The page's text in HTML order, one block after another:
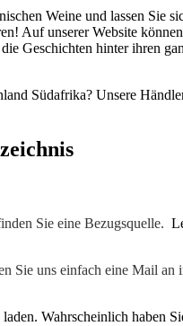
Weine und lassen Sie
Auf unserer Website
Geschichten hinter ihren
Südafrika? Unsere
Sie eine Bezugsquelle.
Sie uns einfach eine Mail an
Wahrscheinlich